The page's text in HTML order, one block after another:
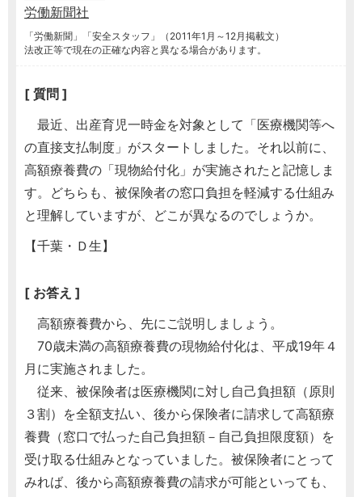
労働新聞社
「労働新聞」「安全スタッフ」（2011年1月～12月掲載文）
法改正等で現在の正確な内容と異なる場合があります。
[ 質問 ]
最近、出産育児一時金を対象として「医療機関等へ
の直接支払制度」がスタートしました。それ以前に、
高額療養費の「現物給付化」が実施されたと記憶しま
す。どちらも、被保険者の窓口負担を軽減する仕組み
と理解していますが、どこが異なるのでしょうか。
【千葉・Ｄ生】
[ お答え ]
高額療養費から、先にご説明しましょう。
70歳未満の高額療養費の現物給付化は、平成19年４
月に実施されました。
従来、被保険者は医療機関に対し自己負担額（原則
３割）を全額支払い、後から保険者に請求して高額療
養費（窓口で払った自己負担額－自己負担限度額）を
受け取る仕組みとなっていました。被保険者にとって
みれば、後から高額療養費の請求が可能といっても、